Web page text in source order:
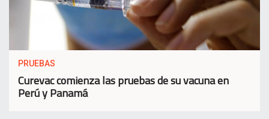
PRUEBAS
Curevac comienza las pruebas de su vacuna en
Perú y Panamá